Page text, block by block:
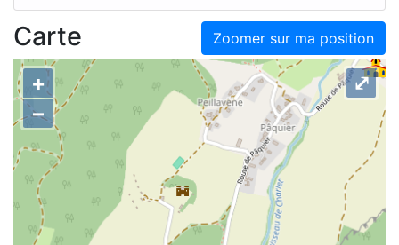
Zoomer sur ma position
Carte
+
–
⤢